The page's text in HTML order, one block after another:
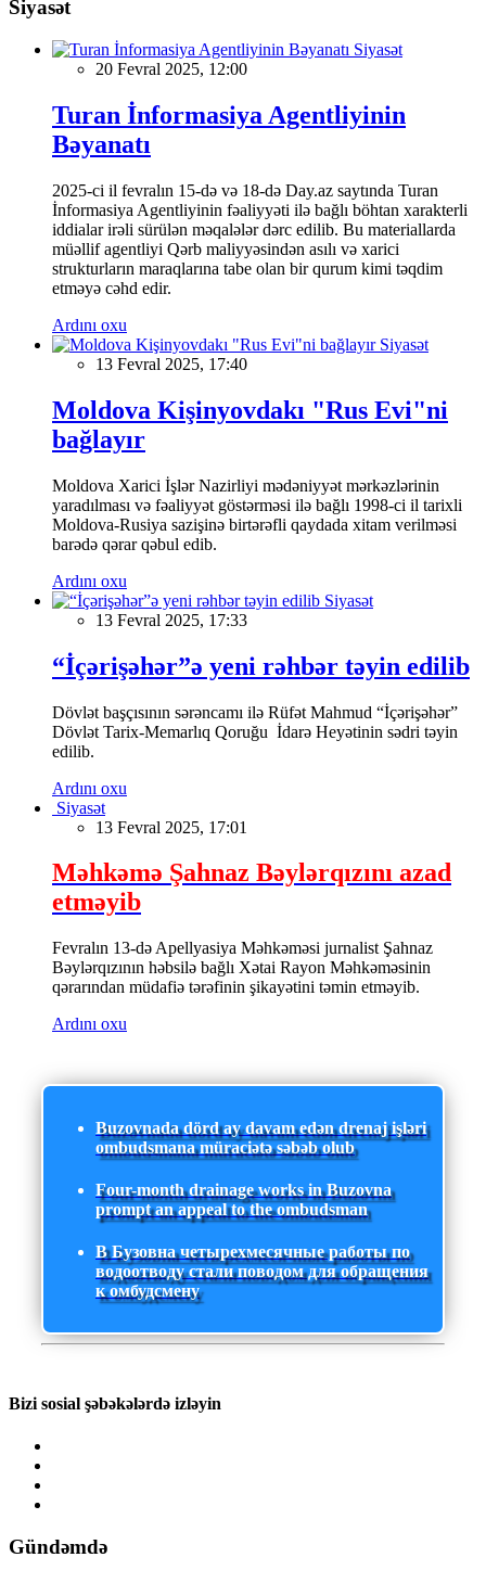
Siyasət
Siyasət
20 Fevral 2025, 12:00
Turan İnformasiya Agentliyinin
Bəyanatı
2025-ci il fevralın 15-də və 18-də Day.az saytında Turan
İnformasiya Agentliyinin fəaliyyəti ilə bağlı böhtan xarakterli
iddialar irəli sürülən məqalələr dərc edilib. Bu materiallarda
müəllif agentliyi Qərb maliyyəsindən asılı və xarici
strukturların maraqlarına tabe olan bir qurum kimi təqdim
etməyə cəhd edir.
Ardını oxu
Siyasət
13 Fevral 2025, 17:40
Moldova Kişinyovdakı "Rus Evi"ni
bağlayır
Moldova Xarici İşlər Nazirliyi mədəniyyət mərkəzlərinin
yaradılması və fəaliyyət göstərməsi ilə bağlı 1998-ci il tarixli
Moldova-Rusiya sazişinə birtərəfli qaydada xitam verilməsi
barədə qərar qəbul edib.
Ardını oxu
Siyasət
13 Fevral 2025, 17:33
“İçərişəhər”ə yeni rəhbər təyin edilib
Dövlət başçısının sərəncamı ilə Rüfət Mahmud “İçərişəhər”
Dövlət Tarix-Memarlıq Qoruğu İdarə Heyətinin sədri təyin
edilib.
Ardını oxu
Siyasət
13 Fevral 2025, 17:01
Məhkəmə Şahnaz Bəylərqızını azad
etməyib
Fevralın 13-də Apellyasiya Məhkəməsi jurnalist Şahnaz
Bəylərqızının həbsilə bağlı Xətai Rayon Məhkəməsinin
qərarından müdafiə tərəfinin şikayətini təmin etməyib.
Ardını oxu
Buzovnada dörd ay davam edən drenaj işləri
ombudsmana müraciətə səbəb olub
Four-month drainage works in Buzovna
prompt an appeal to the ombudsman
В Бузовна четырехмесячные работы по
водоотводу стали поводом для обращения
к омбудсмену
Bizi sosial şəbəkələrdə izləyin
Gündəmdə